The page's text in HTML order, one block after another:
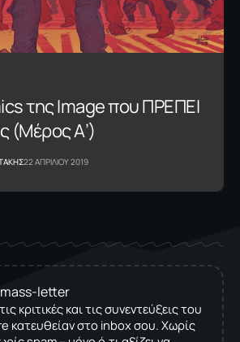
της Image που ΠΡΕΠΕΙ
(Μέρος Α’)
22 ΑΠΡΙΛΙΟΥ 2019
letter
κριτικές και τις συνεντεύξεις του
κατευθείαν στο inbox σου. Χωρίς